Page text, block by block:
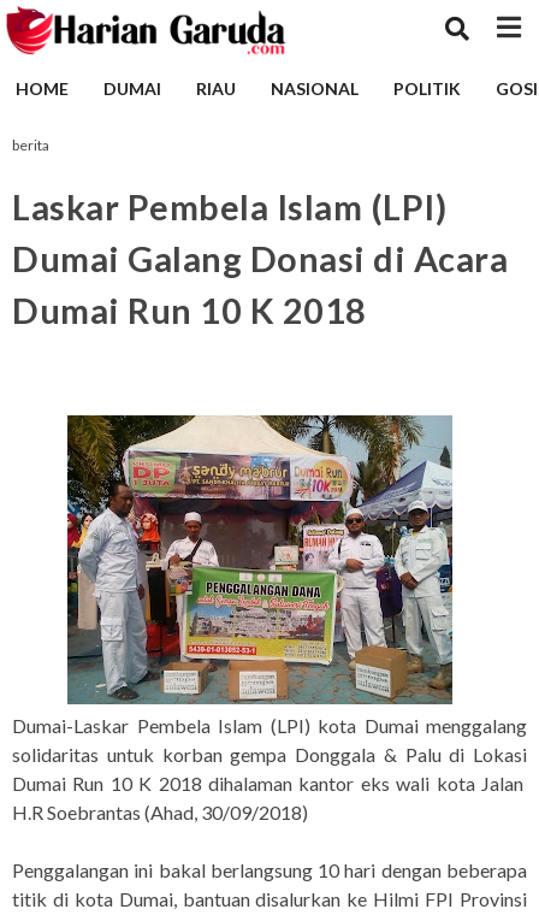
HOME DUMAI RIAU NASIONAL POLITIK
berita
Laskar Pembela Islam (LPI)
Dumai Galang Donasi di Acara
Dumai Run 10 K 2018
Dumai-Laskar Pembela Islam (LPI) kota Dumai menggalang
solidaritas untuk korban gempa Donggala & Palu di Lokasi
Dumai Run 10 K 2018 dihalaman kantor eks wali kota Jalan
H.R Soebrantas (Ahad, 30/09/2018)
Penggalangan ini bakal berlangsung 10 hari dengan beberapa
titik di kota Dumai, bantuan disalurkan ke Hilmi FPI Provinsi